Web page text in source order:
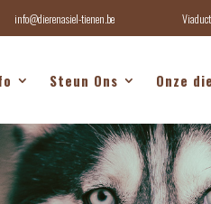
info@dierenasiel-tienen.be
Steun Ons Onze